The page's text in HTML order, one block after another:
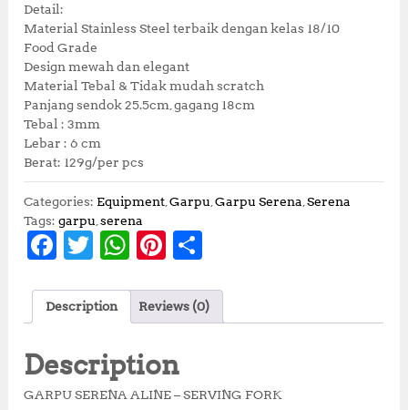
Detail:
Material Stainless Steel terbaik dengan kelas 18/10
Food Grade
Design mewah dan elegant
Material Tebal & Tidak mudah scratch
Panjang sendok 25.5cm, gagang 18cm
Tebal : 3mm
Lebar : 6 cm
Berat: 129g/per pcs
Categories: Equipment,Garpu,Garpu Serena,Serena
Tags:garpu,serena
F
c
b
o
T
it
r
W
at
s
A
p
Pi
te
r
e
st
a
r
Description Reviews (0)
Description
GARPU SERENA ALINE – SERVING FORK